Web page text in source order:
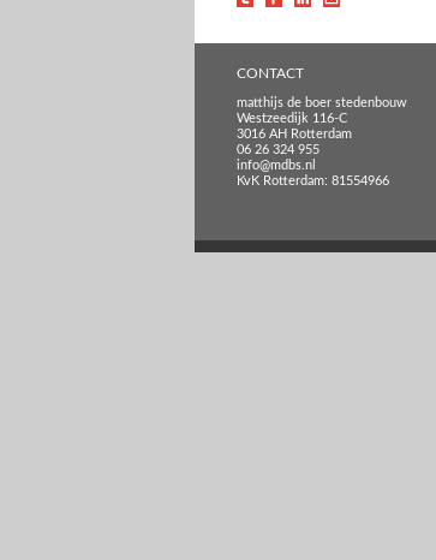
CONTACT
matthijs de boer stedenbouw
Westzeedijk 116-C
3016 AH Rotterdam
06 26 324 955
info@mdbs.nl
KvK Rotterdam: 81554966